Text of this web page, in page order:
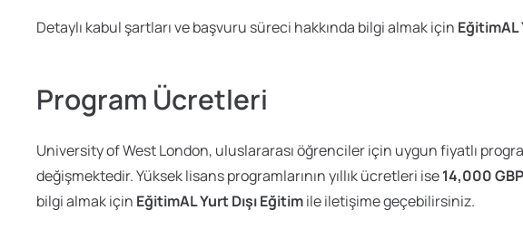
Detaylı kabul şartları ve başvuru süreci hakkında bilgi almak için EğitimAL
Program Ücretleri
University of West London, uluslararası öğrenciler için uygun fiyatlı
değişmektedir. Yüksek lisans programlarının yıllık ücretleri ise14,000 GBP
bilgi almak için EğitimAL Yurt Dışı Eğitimile iletişime geçebilirsiniz.